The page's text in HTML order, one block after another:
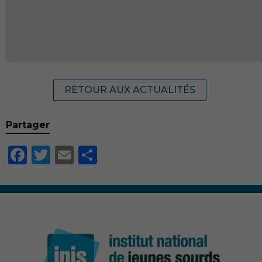
RETOUR AUX ACTUALITÉS
Partager
Facebook
Twitter
Email
Nécessaire
Ces cookies ne
sont pas